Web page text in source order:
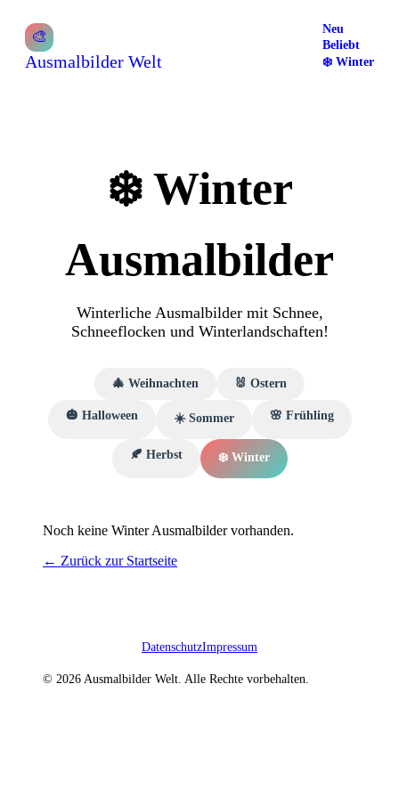
🎨
Ausmalbilder Welt
Neu
Beliebt
❄️ Winter
❄️ Winter
Ausmalbilder
Winterliche Ausmalbilder mit Schnee,
Schneeflocken und Winterlandschaften!
🎄 Weihnachten 🐰 Ostern
🎃 Halloween ☀️ Sommer 🌸 Frühling
🍂 Herbst ❄️ Winter
Noch keine WinterAusmalbilder vorhanden.
← Zurück zur Startseite
DatenschutzImpressum
© 2026 Ausmalbilder Welt. Alle Rechte vorbehalten.